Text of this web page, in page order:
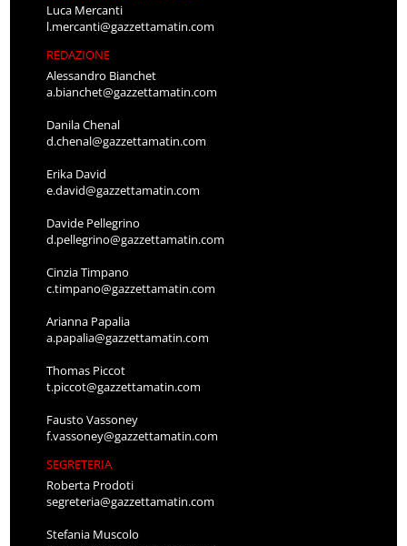
Luca Mercanti
l.mercanti@gazzettamatin.com
REDAZIONE
Alessandro Bianchet
a.bianchet@gazzettamatin.com
Danila Chenal
d.chenal@gazzettamatin.com
Erika David
e.david@gazzettamatin.com
Davide Pellegrino
d.pellegrino@gazzettamatin.com
Cinzia Timpano
c.timpano@gazzettamatin.com
Arianna Papalia
a.papalia@gazzettamatin.com
Thomas Piccot
t.piccot@gazzettamatin.com
Fausto Vassoney
f.vassoney@gazzettamatin.com
SEGRETERIA
Roberta Prodoti
segreteria@gazzettamatin.com
Stefania Muscolo